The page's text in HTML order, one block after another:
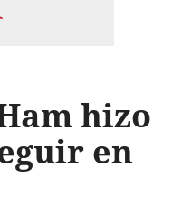
hizo
en